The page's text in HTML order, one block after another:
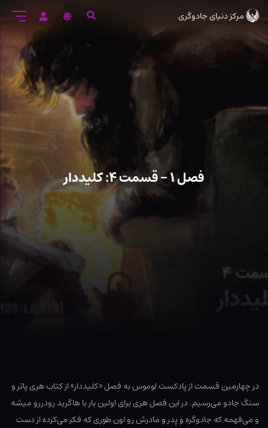
ورود
متن
مرکز دنیای جادوگری
فصل ۱ – قسمت ۴: کلیددار
در چهارمین قسمت از پادکست لوموس به فصل «کلیددار» از کتاب هری پاتر و
سنگ جادو می‌رسیم. در این فصل هری برای اولین بار با هاگرید رودررو میشه
و می‌فهمه که جادوگره و پدر و مادرش رو اون طوری که فکر می‌کرده از دست